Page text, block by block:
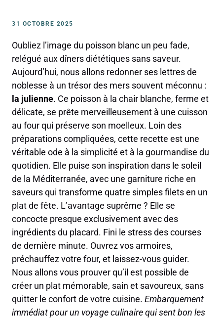
31 OCTOBRE 2025
Oubliez l’image du poisson blanc un peu fade,
relégué aux dîners diététiques sans saveur.
Aujourd’hui, nous allons redonner ses lettres de
noblesse à un trésor des mers souvent méconnu :
la julienne. Ce poisson à la chair blanche, ferme et
délicate, se prête merveilleusement à une cuisson
au four qui préserve son moelleux. Loin des
préparations compliquées, cette recette est une
véritable ode à la simplicité et à la gourmandise du
quotidien. Elle puise son inspiration dans le soleil
de la Méditerranée, avec une garniture riche en
saveurs qui transforme quatre simples filets en un
plat de fête. L’avantage suprême ? Elle se
concocte presque exclusivement avec des
ingrédients du placard. Fini le stress des courses
de dernière minute. Ouvrez vos armoires,
préchauffez votre four, et laissez-vous guider.
Nous allons vous prouver qu’il est possible de
créer un plat mémorable, sain et savoureux, sans
quitter le confort de votre cuisine. Embarquement
immédiat pour un voyage culinaire qui sent bon les